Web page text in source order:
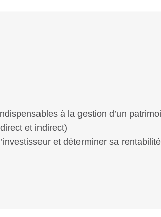
à la gestion d’un
et indirect)
et déterminer sa rentabilité